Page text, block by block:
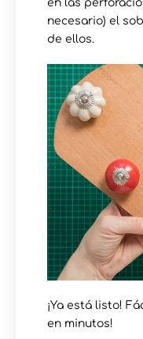
en las
necesario) el
de ellos.
¡Ya está listo!
en minutos!